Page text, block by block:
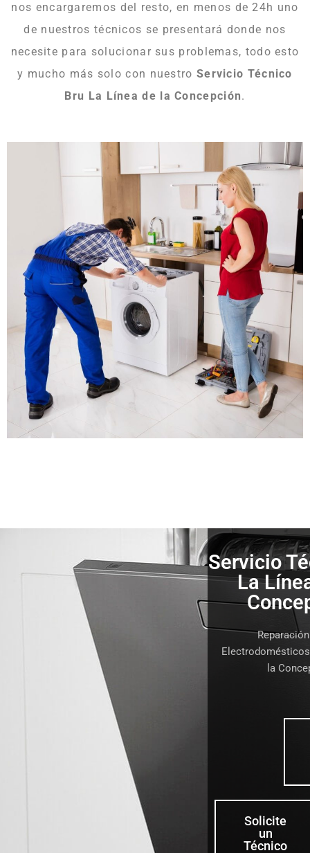
nos encargaremos del resto, en menos de 24h uno
de nuestros técnicos se presentará donde nos
necesite para solucionar sus problemas, todo esto
y mucho más solo con nuestro Servicio Técnico
Bru La Línea de la Concepción.
Servicio
La
la
Solicite
un
Técnico